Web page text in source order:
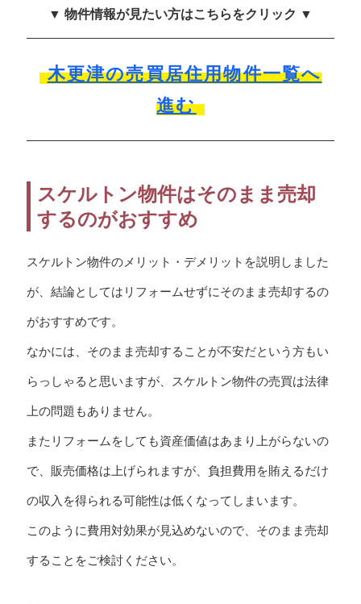
▼ 物件情報が見たい方はこちらをクリック ▼
木更津の売買居住用物件一覧へ
進む
スケルトン物件はそのまま売却
するのがおすすめ
スケルトン物件のメリット・デメリットを説明しました
が、結論としてはリフォームせずにそのまま売却するの
がおすすめです。
なかには、そのまま売却することが不安だという方もい
らっしゃると思いますが、スケルトン物件の売買は法律
上の問題もありません。
またリフォームをしても資産価値はあまり上がらないの
で、販売価格は上げられますが、負担費用を賄えるだけ
の収入を得られる可能性は低くなってしまいます。
このように費用対効果が見込めないので、そのまま売却
することをご検討ください。